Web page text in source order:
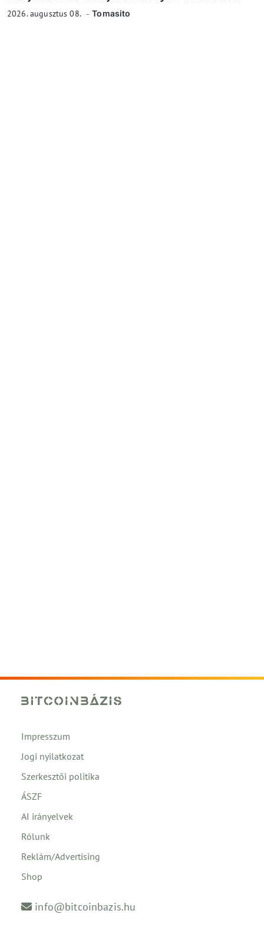
2026. augusztus 08. Tomasito
Impresszum
Jogi nyilatkozat
Szerkesztői politika
ÁSZF
AI irányelvek
Rólunk
Reklám/Advertising
Shop
info@bitcoinbazis.hu